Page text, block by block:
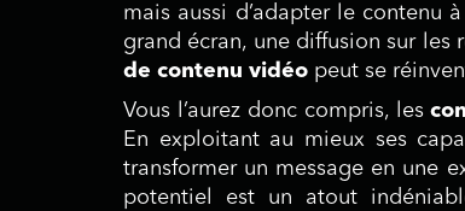
mais aussi d’adapter le contenu
grand écran, une diffusion sur les
de contenu vidéo peut se
Vous l’aurez donc compris, les
En exploitant au mieux ses
transformer un message en une
potentiel est un atout